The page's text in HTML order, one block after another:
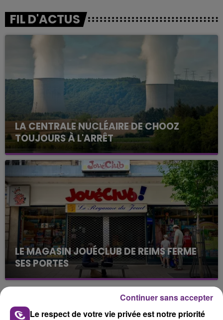
FIL D'ACTUS
LA CENTRALE NUCLÉAIRE DE CHOOZ
TOUJOURS À L'ARRÊT
Cela fait déjà une semaine que la centrale
nucléaire ardennaise est à l'arrêt. Une situation
justifiée par la sécheresse intense qui est toujours
présente.
LE MAGASIN JOUÉCLUB DE REIMS FERME
SES PORTES
C'était l'une des institutions du centre-ville
rémois. Le magasin JouéClub est contraint de
TITRES DIFFUSÉS
Le respect de votre vie privée est notre priorité
Continuer sans accepter